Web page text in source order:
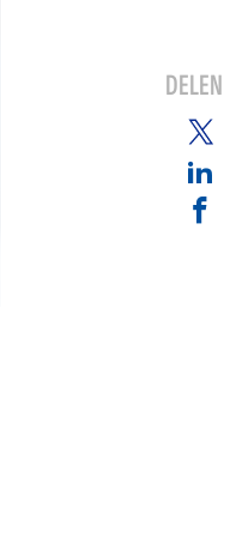
DELEN